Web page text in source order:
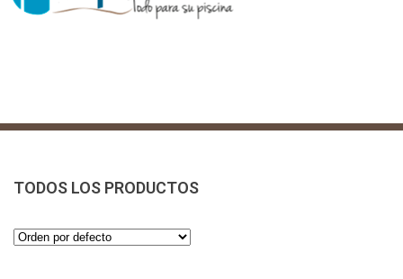
PRODUCTOS
TODOS LOS PRODUCTOS